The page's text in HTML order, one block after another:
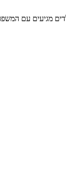
כשהילדים מגיעים